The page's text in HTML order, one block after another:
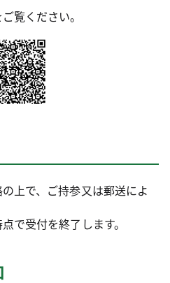
覧ください。
上で、ご持参又は郵送によ
で受付を終了します。